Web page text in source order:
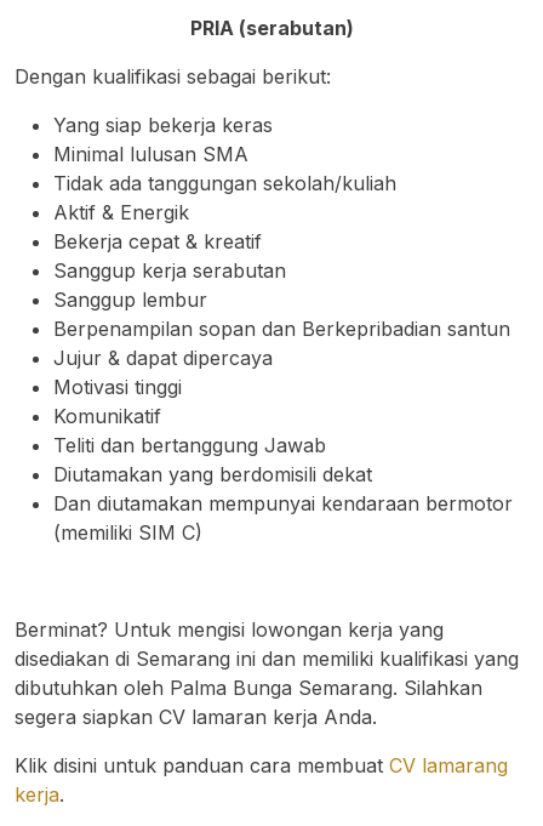
PRIA (serabutan)
Dengan kualifikasi sebagai berikut:
Yang siap bekerja keras
Minimal lulusan SMA
Tidak ada tanggungan sekolah/kuliah
Aktif & Energik
Bekerja cepat & kreatif
Sanggup kerja serabutan
Sanggup lembur
Berpenampilan sopan dan Berkepribadian santun
Jujur & dapat dipercaya
Motivasi tinggi
Komunikatif
Teliti dan bertanggung Jawab
Diutamakan yang berdomisili dekat
Dan diutamakan mempunyai kendaraan bermotor
(memiliki SIM C)
Berminat? Untuk mengisi lowongan kerja yang
disediakan di Semarang ini dan memiliki kualifikasi yang
dibutuhkan oleh Palma Bunga Semarang. Silahkan
segera siapkan CV lamaran kerja Anda.
Klik disini untuk panduan cara membuat CV lamarang
kerja.